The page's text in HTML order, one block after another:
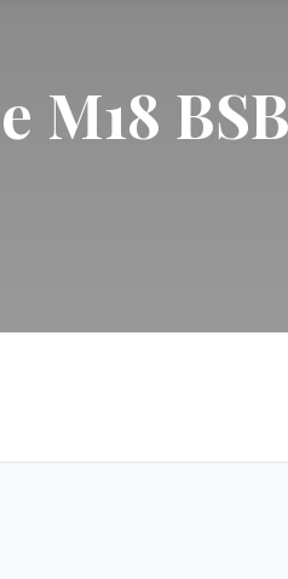
M18